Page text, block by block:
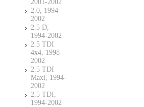
2001-2002
2.0, 1994-
2002
2.5 D,
1994-2002
2.5 TDI
4x4, 1998-
2002
2.5 TDI
Maxi, 1994-
2002
2.5 TDI,
1994-2002